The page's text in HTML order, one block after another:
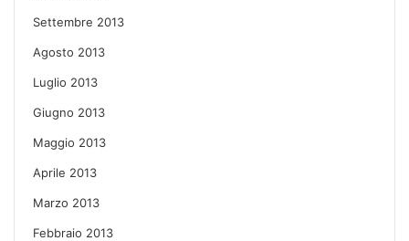
Settembre 2013
Agosto 2013
Luglio 2013
Giugno 2013
Maggio 2013
Aprile 2013
Marzo 2013
Febbraio 2013